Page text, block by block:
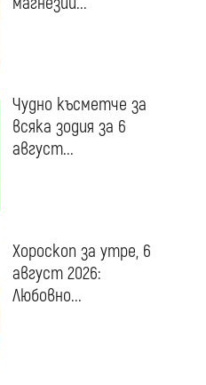
Чудно късметче за
всяка зодия за 6
август...
Хороскоп за утре, 6
август 2026:
Любовно...